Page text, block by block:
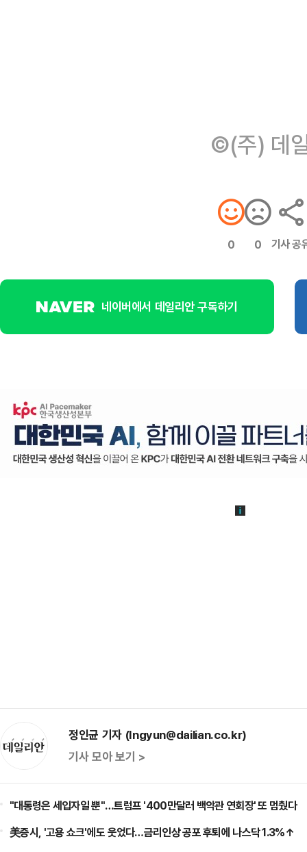
©(주) 데
0 0 기사 공
네이버에서 데일리안 구독하기
정인균 기자 (Ingyun@dailian.co.kr)
기사 모아 보기 >
"대통령은 세입자일 뿐"…트럼프 '400만달러 백악관 연회장' 또 멈췄다
美증시, '고용 쇼크'에도 웃었다…금리인상 공포 후퇴에 나스닥 1.3%↑